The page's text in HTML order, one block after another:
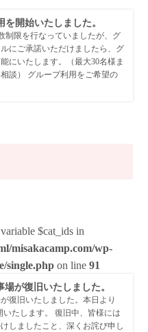
開始いたしました。
制限を行なっていましたが、グ
にご承諾いただけましたら、グ
にいたします。（最大30名様ま
談） グループ利用をご希望の
$cat_ids in
misakacamp.com/wp-
single.phpon line 91
が復旧いたしました。
復旧いたしました。本日より
たします。 復旧中、皆様には
しましたこと、深くお詫び申し